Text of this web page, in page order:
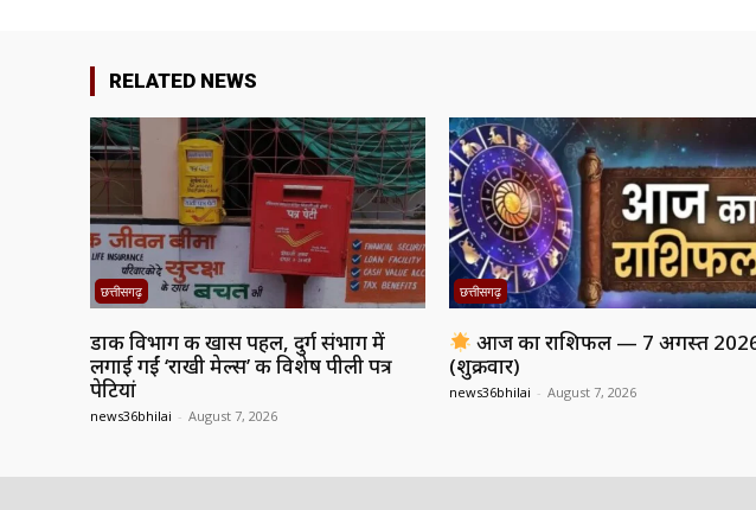
RELATED NEWS
छत्तीसगढ़
डाक विभाग की खास पहल, दुर्ग संभाग में
लगाई गईं ‘राखी मेल्स’ की विशेष पीली पत्र
पेटियां
news36bhilai - August 7, 2026
छत्तीसगढ़
आज का राशिफल — 7 अगस्त
(शुक्रवार)
news36bhilai - August 7, 2026